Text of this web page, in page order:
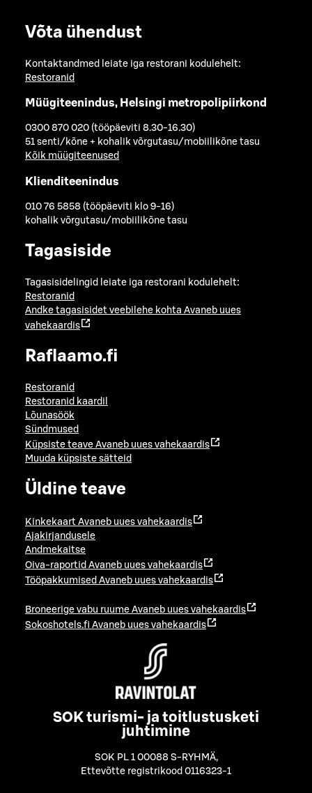
Võta ühendust
Kontaktandmed leiate iga restorani kodulehelt:
Restoranid
Müügiteenindus, Helsingi metropolipiirkond
0300 870 020 (tööpäeviti 8.30-16.30)
51 senti/kõne + kohalik võrgutasu/mobiilikõne tasu
Kõik müügiteenused
Klienditeenindus
010 76 5858 (tööpäeviti klo 9-16)
kohalik võrgutasu/mobiilikõne tasu
Tagasiside
Tagasisidelingid leiate iga restorani kodulehelt:
Restoranid
Andke tagasisidet veebilehe kohta Avaneb uues
vahekaardis
Raflaamo.fi
Restoranid
Restoranid kaardil
Lõunasöök
Sündmused
Küpsiste teave Avaneb uues vahekaardis
Muuda küpsiste sätteid
Üldine teave
Kinkekaart Avaneb uues vahekaardis
Ajakirjandusele
Andmekaitse
Oiva-raportid Avaneb uues vahekaardis
Tööpakkumised Avaneb uues vahekaardis
Broneerige vabu ruume Avaneb uues vahekaardis
Sokoshotels.fi Avaneb uues vahekaardis
SOK turismi- ja toitlustusketi
juhtimine
SOK PL 1 00088 S-RYHMÄ,
Ettevõtte registrikood 0116323-1